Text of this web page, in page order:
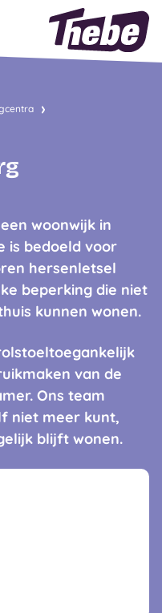
Naar homepage
woonwijk in
is bedoeld voor
hersenletsel
beperking die niet
kunnen wonen.
van de
Ons team
niet meer kunt,
blijft wonen.